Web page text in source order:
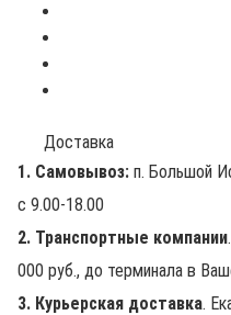
Доставка
1. Самовывоз: п. Большой
с 9.00-18.00
2. Транспортные компании
000 руб., до терминала в
3. Курьерская доставка.